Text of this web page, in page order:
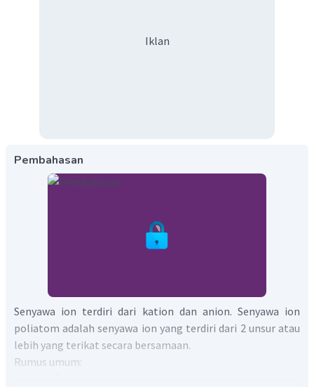
Iklan
Pembahasan
Senyawa ion terdiri dari kation dan anion. Senyawa ion
poliatom adalah senyawa ion yang terdiri dari 2 unsur atau
lebih yang terikat secara bersamaan.
Rumus umum: